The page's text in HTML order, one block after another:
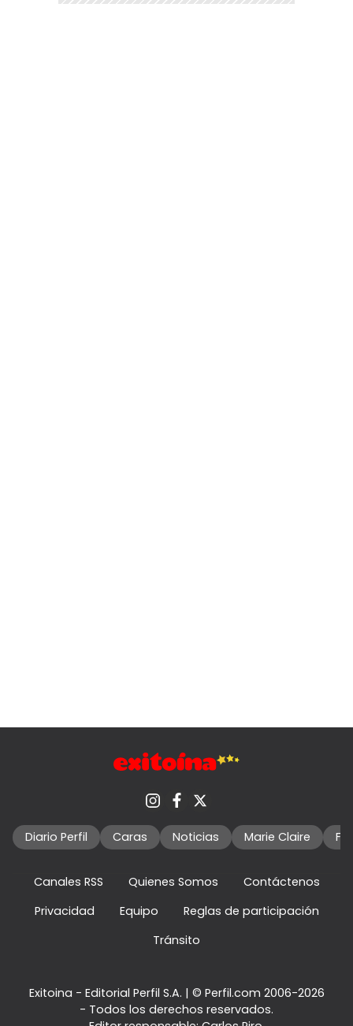
Diario Perfil Caras Noticias Marie Claire
Canales RSS Quienes Somos
Contáctenos
Privacidad
Equipo
Reglas de participación
Tránsito
Exitoina - Editorial Perfil S.A. | © Perfil.com 2006-2026
- Todos los derechos reservados.